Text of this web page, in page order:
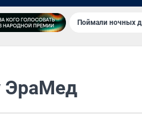
Поймали ночных
ЭраМед